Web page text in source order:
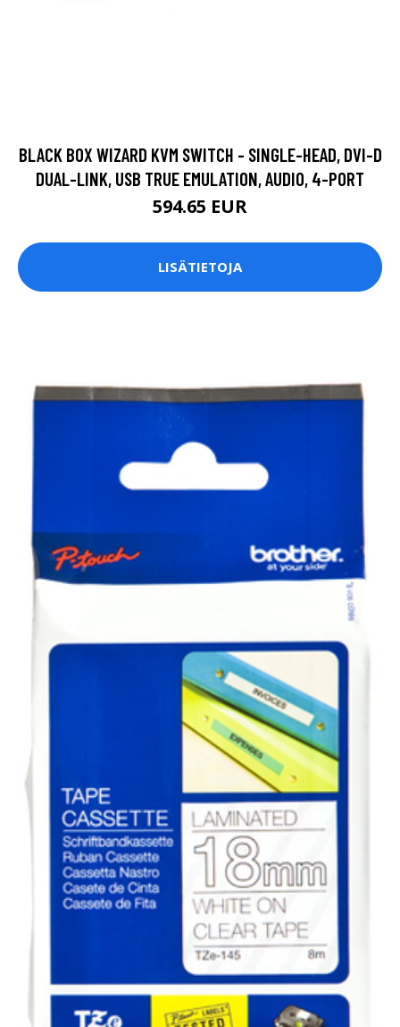
BLACK BOX WIZARD KVM SWITCH - SINGLE-HEAD, DVI-D
DUAL-LINK, USB TRUE EMULATION, AUDIO, 4-PORT
594.65 EUR
LISÄTIETOJA